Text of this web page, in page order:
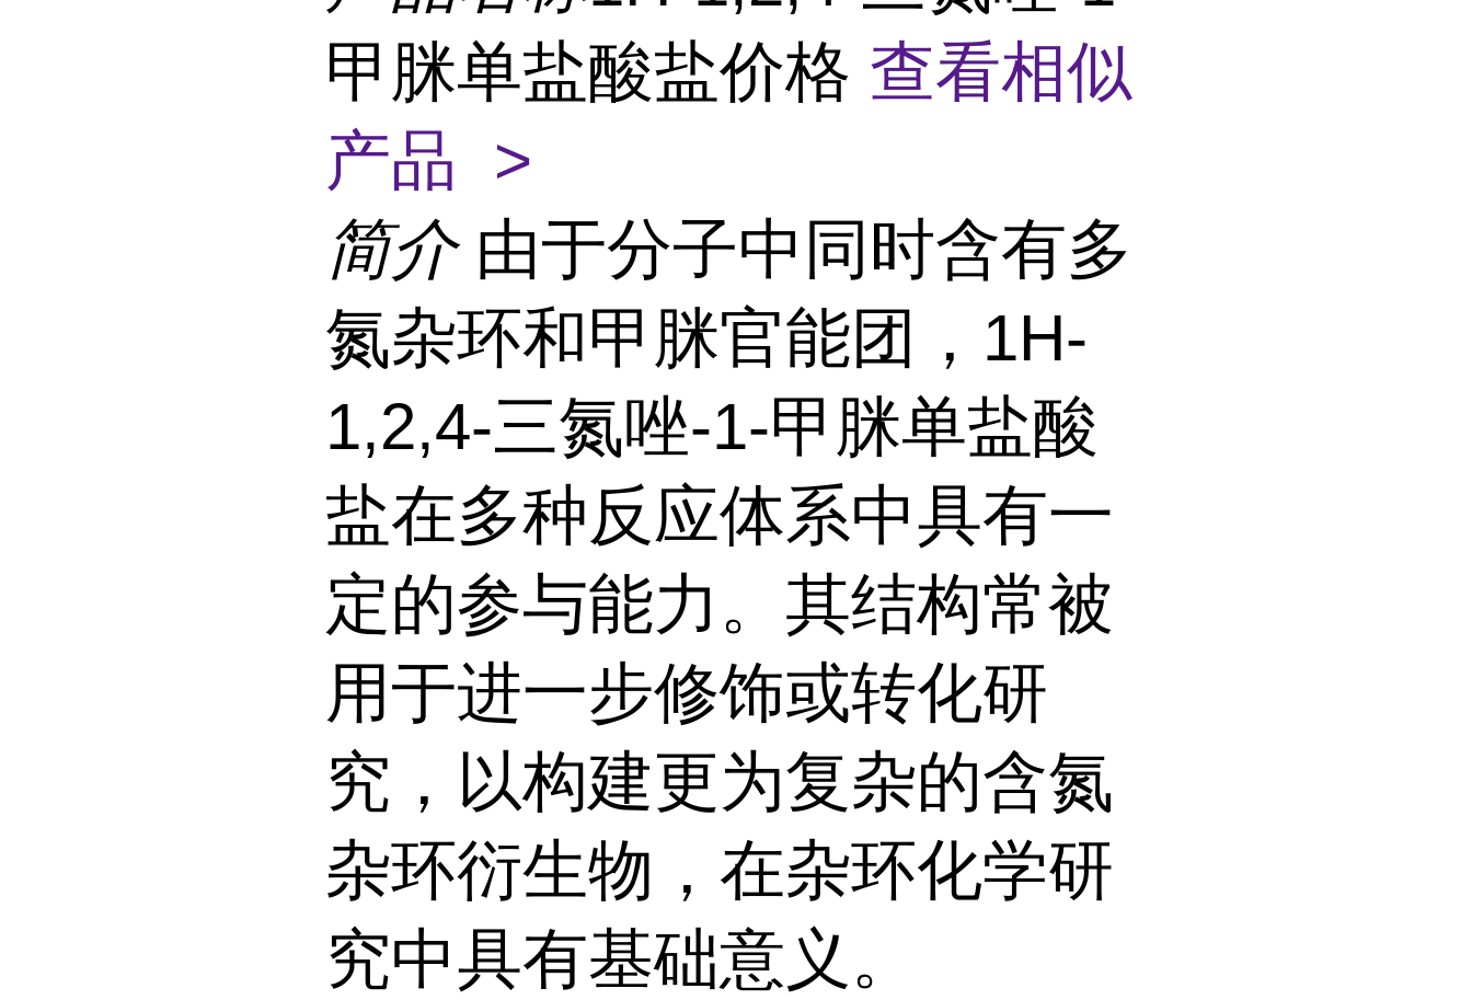
甲脒单盐酸盐价格 查看相似
产品 >
简介 由于分子中同时含有多
氮杂环和甲脒官能团，1H-
1,2,4-三氮唑-1-甲脒单盐酸
盐在多种反应体系中具有一
定的参与能力。其结构常被
用于进一步修饰或转化研
究，以构建更为复杂的含氮
杂环衍生物，在杂环化学研
究中具有基础意义。